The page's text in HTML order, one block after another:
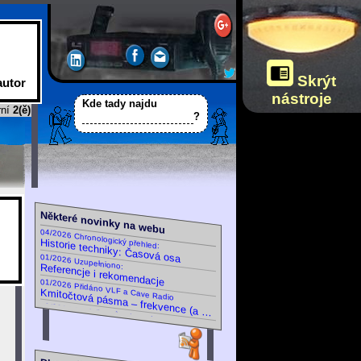
2(ě)
Kde tady najdu
?
Některé novinky na webu
04/2026 Chronologický přehled:
Historie techniky: Časová osa
01/2026 Uzupełniono:
Referencje i rekomendacje
01/2026 Přidáno VLF a Cave Radio
Kmitočtová pásma – frekvence (a vlnová délka)
09/2025 Doplněny různé nové
Certifikáty a osvědčení
Ztlumit navigaci
a ovládání
(Jas celého webu
se nastavuje
nezávisle,
vlevo dole
na palubní desce.)
Skrýt
nástroje